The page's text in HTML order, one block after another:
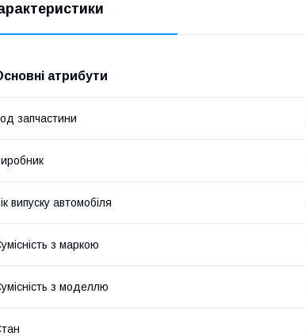
атрибути
запчастини
випуску автомобіля
з маркою
з моделлю